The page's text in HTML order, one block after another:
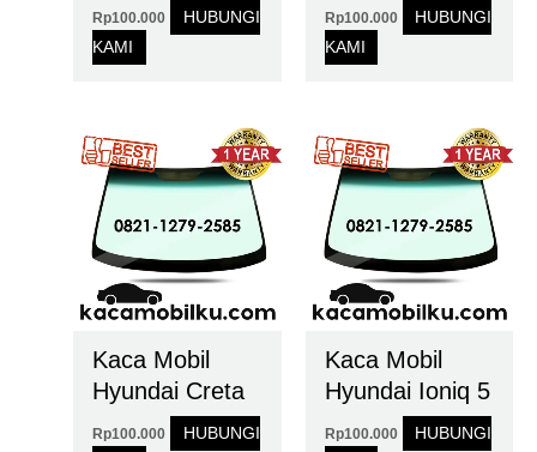
Rp100.000
HUBUNGI
KAMI
Rp100.000
HUBUNGI
KAMI
Kaca Mobil
Hyundai Creta
Rp100.000
HUBUNGI
Kaca Mobil
Hyundai Ioniq 5
Rp100.000
HUBUNGI